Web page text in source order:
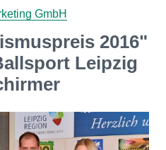
GmbH
2016"
Leipzig